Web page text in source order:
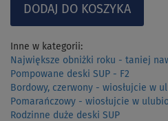
Inne w kategorii:
Największe obniżki roku - taniej
Pompowane deski SUP - F2
Bordowy, czerwony - wiosłujcie w
Pomarańczowy - wiosłujcie w
Rodzinne duże deski SUP